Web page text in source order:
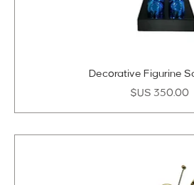
Decorative Figurine
السعر‏350.00 US$